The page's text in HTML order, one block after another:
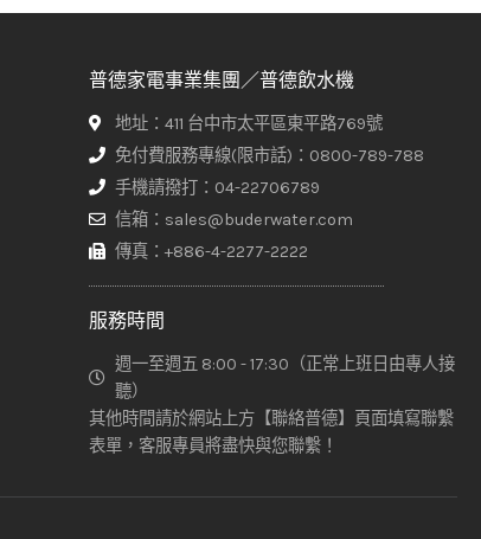
普德家電事業集團／普德飲水機
地址：411 台中市太平區東平路769號
免付費服務專線(限市話)：0800-789-788
手機請撥打：04-22706789
信箱：sales@buderwater.com
傳真：+886-4-2277-2222
服務時間
週一至週五 8:00 - 17:30（正常上班日由專人接
聽）
其他時間請於網站上方【聯絡普德】頁面填寫聯繫
表單，客服專員將盡快與您聯繫！